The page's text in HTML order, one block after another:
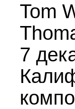
Tom
7